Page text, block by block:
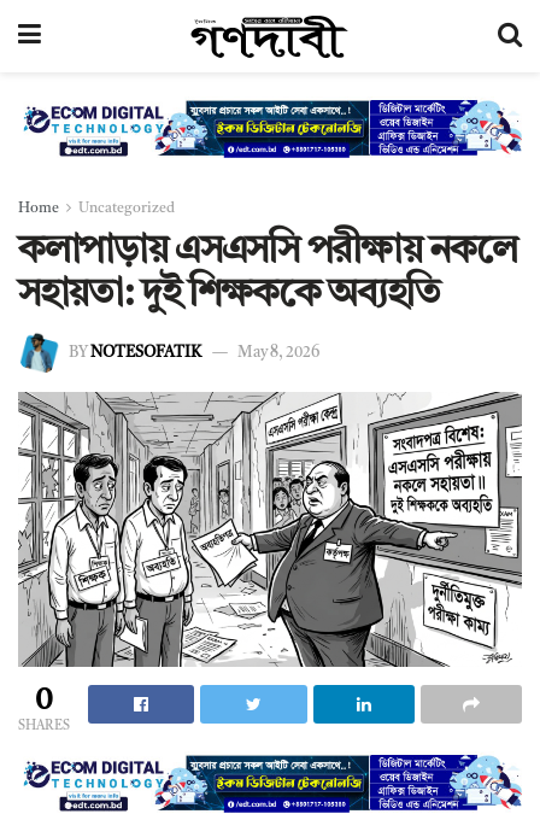
Home Uncategorized
কলাপাড়ায় এসএসসি পরীক্ষায় নকলে
সহায়তা: দুই শিক্ষককে অব্যহতি
BY NOTESOFATIK May 8, 2026
0
SHARES